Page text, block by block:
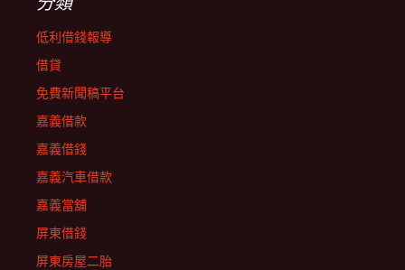
低利借錢報導
借貸
免費新聞稿平台
嘉義借款
嘉義借錢
嘉義汽車借款
嘉義當舖
屏東借錢
屏東房屋二胎